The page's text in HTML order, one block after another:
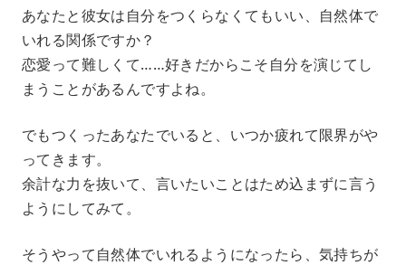
あなたと彼女は自分をつくらなくてもいい、自然体で
いれる関係ですか？
恋愛って難しくて……好きだからこそ自分を演じてし
まうことがあるんですよね。
でもつくったあなたでいると、いつか疲れて限界がや
ってきます。
余計な力を抜いて、言いたいことはため込まずに言う
ようにしてみて。
そうやって自然体でいれるようになったら、気持ちが